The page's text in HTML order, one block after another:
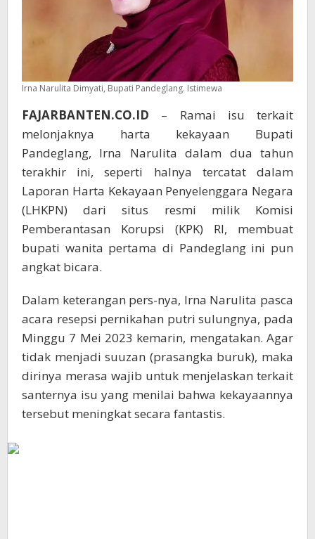
Irna Narulita Dimyati, Bupati Pandeglang. Istimewa
FAJARBANTEN.CO.ID – Ramai isu terkait
melonjaknya harta kekayaan Bupati
Pandeglang, Irna Narulita dalam dua tahun
terakhir ini, seperti halnya tercatat dalam
Laporan Harta Kekayaan Penyelenggara Negara
(LHKPN) dari situs resmi milik Komisi
Pemberantasan Korupsi (KPK) RI, membuat
bupati wanita pertama di Pandeglang ini pun
angkat bicara.
Dalam keterangan pers-nya, Irna Narulita pasca
acara resepsi pernikahan putri sulungnya, pada
Minggu 7 Mei 2023 kemarin, mengatakan. Agar
tidak menjadi suuzan (prasangka buruk), maka
dirinya merasa wajib untuk menjelaskan terkait
santernya isu yang menilai bahwa kekayaannya
tersebut meningkat secara fantastis.